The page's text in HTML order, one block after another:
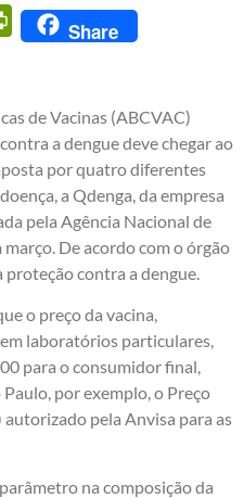
PrintFriendly
Share
de Vacinas (ABCVAC)
a dengue deve chegar ao
por quatro diferentes
a Qdenga, da empresa
pela Agência Nacional de
De acordo com o órgão
proteção contra a dengue.
o preço da vacina,
laboratórios particulares,
para o consumidor final,
por exemplo, o Preço
pela Anvisa para as
na composição da